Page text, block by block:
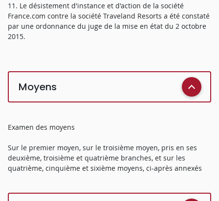
11. Le désistement d'instance et d'action de la société
France.com contre la société Traveland Resorts a été constaté
par une ordonnance du juge de la mise en état du 2 octobre
2015.
Moyens
Examen des moyens
Sur le premier moyen, sur le troisième moyen, pris en ses
deuxième, troisième et quatrième branches, et sur les
quatrième, cinquième et sixième moyens, ci-après annexés